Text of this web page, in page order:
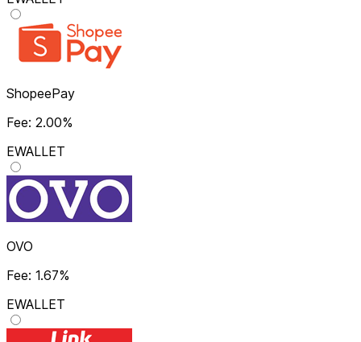
ShopeePay
Fee: 2.00%
EWALLET
OVO
Fee: 1.67%
EWALLET